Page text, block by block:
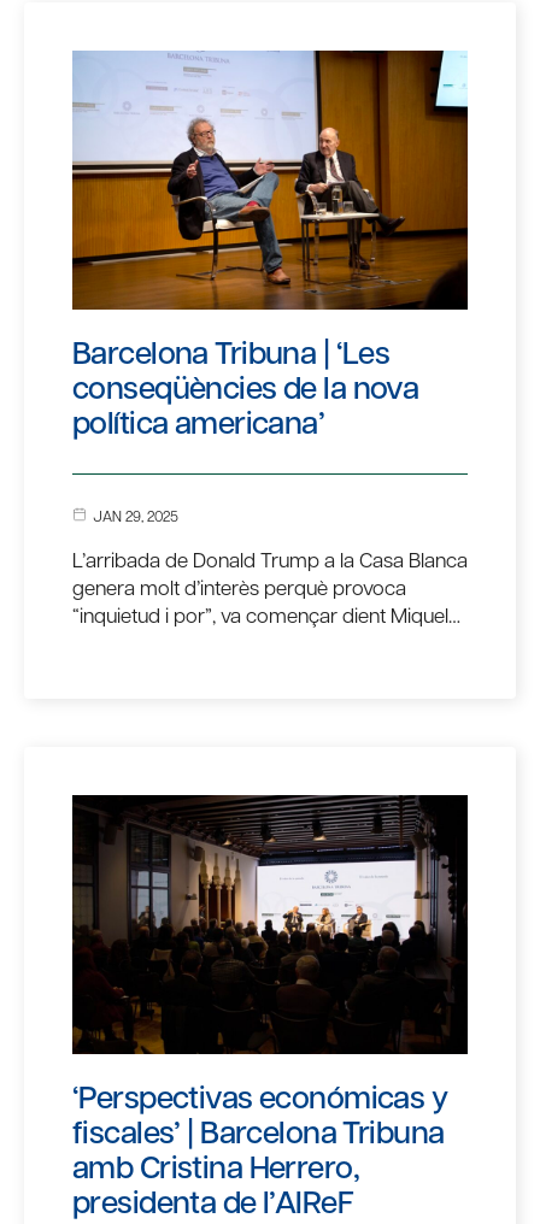
Barcelona Tribuna | ‘Les
conseqüències de la nova
política americana’
JAN 29, 2025
L’arribada de Donald Trump a la Casa Blanca
genera molt d’interès perquè provoca
“inquietud i por”, va començar dient Miquel…
‘Perspectivas económicas y
fiscales’ | Barcelona Tribuna
amb Cristina Herrero,
presidenta de l’AIReF